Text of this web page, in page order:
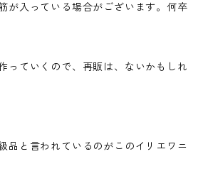
が入っている場合がございます。何卒
っていくので、再販は、ないかもしれ
品と言われているのがこのイリエワニ